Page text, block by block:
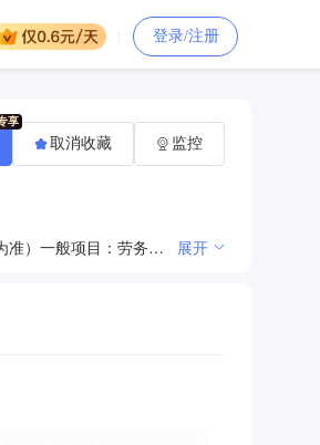
登录/注册
许可项目：建筑劳务分包；建设工程施工（依法须经批准的项目，经相关部门批准后方可开展经营活动，具体经营项目以审批结果为准）一般项目：劳务服务（不含劳务派遣）；园林绿化工程施工；土石方工程施工（除依法须经批准的项目外，凭营业执照依法自主开展经营活动） 展开
取消收藏 监控